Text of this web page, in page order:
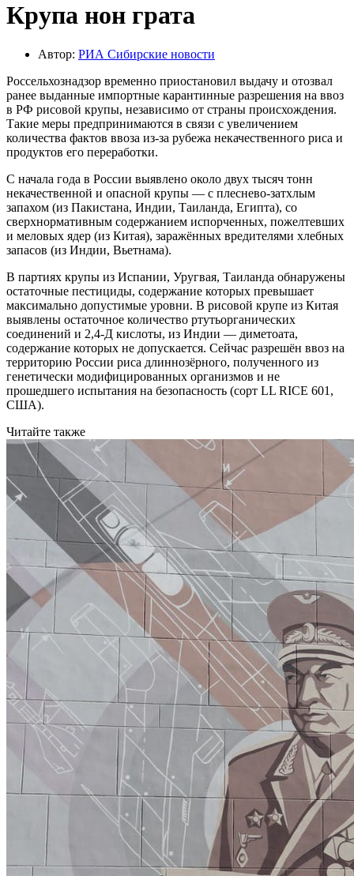
Крупа нон грата
Автор: РИА Cибирские новости
Россельхознадзор временно приостановил выдачу и отозвал
ранее выданные импортные карантинные разрешения на ввоз
в РФ рисовой крупы, независимо от страны происхождения.
Такие меры предпринимаются в связи с увеличением
количества фактов ввоза из-за рубежа некачественного риса и
продуктов его переработки.
С начала года в России выявлено около двух тысяч тонн
некачественной и опасной крупы — с плеснево-затхлым
запахом (из Пакистана, Индии, Таиланда, Египта), со
сверхнормативным содержанием испорченных, пожелтевших
и меловых ядер (из Китая), заражённых вредителями хлебных
запасов (из Индии, Вьетнама).
В партиях крупы из Испании, Уругвая, Таиланда обнаружены
остаточные пестициды, содержание которых превышает
максимально допустимые уровни. В рисовой крупе из Китая
выявлены остаточное количество ртутьорганических
соединений и 2,4-Д кислоты, из Индии — диметоата,
содержание которых не допускается. Сейчас разрешён ввоз на
территорию России риса длиннозёрного, полученного из
генетически модифицированных организмов и не
прошедшего испытания на безопасность (сорт LL RICE 601,
США).
Читайте также